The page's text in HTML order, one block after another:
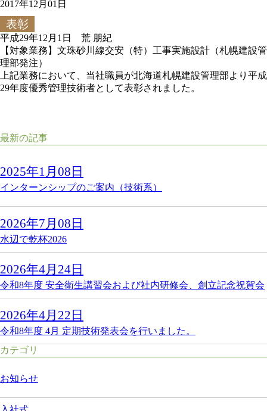
2017年12月01日
表彰
平成29年12月1日 荒 朋紀
【対象業務】 文珠砂川線交安（特）工事実施設計 （札幌建設管
理部発注）
上記業務において、当社職員が北海道札幌建設管理部より平成
29年度優秀管理技術者として表彰されました。
最新の記事
2025年1月08日
インターンシップのご案内（技術系）
2026年7月08日
水辺で乾杯2026
2026年4月24日
令和8年度 安全衛生講習会および社内研修会、創立記念祝賀会
2026年4月22日
令和8年度 4月 定期技術発表会を行いました。
カテゴリ
お知らせ